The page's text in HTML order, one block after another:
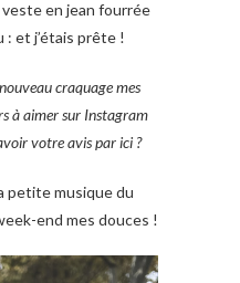
veste en jean fourrée
: et j’étais prête !
craquage mes
à aimer sur Instagram
votre avis par ici ?
petite musique du
end mes douces !